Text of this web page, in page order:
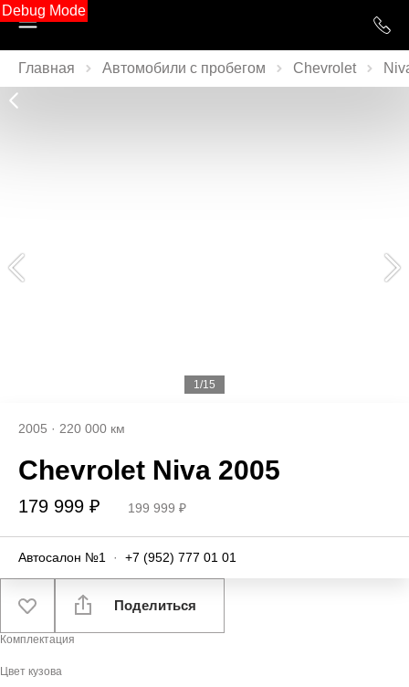
Debug Mode
Главная Автомобили с пробегом Chevrolet
1/15
2005 · 220 000 км
Chevrolet Niva 2005
179 999 ₽ 199 999 ₽
Автосалон №1 · +7 (952) 777 01 01
Поделиться
Комплектация
Цвет кузова